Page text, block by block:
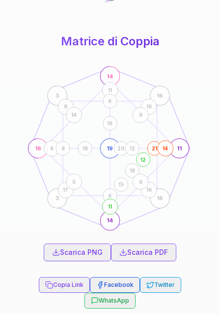
60
Matrice di Coppia
16
14
11
14
19
3 16
3 16
6
15
18
12
21
6
11
14
11
8
6
20 12
18
16
8
14
16
9
17
5
16
9
Scarica PNG Scarica PDF
Copia Link Facebook Twitter
WhatsApp